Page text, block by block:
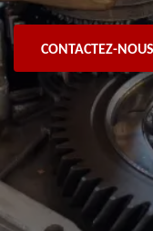
CONTACTEZ-NOUS